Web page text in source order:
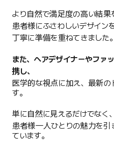
より自然で満足度の高い結果
患者様にふさわしいデザイン
丁寧に準備を重ねてきました。
また、ヘアデザイナーやファ
携し、
医学的な視点に加え、最新の
す。
単に自然に見えるだけでなく、
患者様一人ひとりの魅力を引
ています。